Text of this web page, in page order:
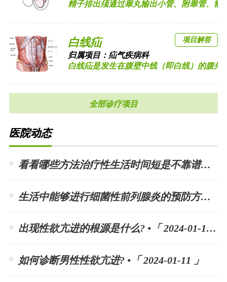
精子排出须通过睾丸输出小管、附睾管、输
白线疝
归属项目： 疝气疾病科
白线疝是发生在腹壁中线（即白线）的腹外
项目解答
全部诊疗项目
医院动态
看看哪些方法治疗性生活时间短是不靠谱的? •「 2024-01-15 」
生活中能够进行细菌性前列腺炎的预防方法有哪些? •「 2024-01-15 」
出现性欲亢进的根源是什么? •「 2024-01-11 」
如何诊断男性性欲亢进? •「 2024-01-11 」